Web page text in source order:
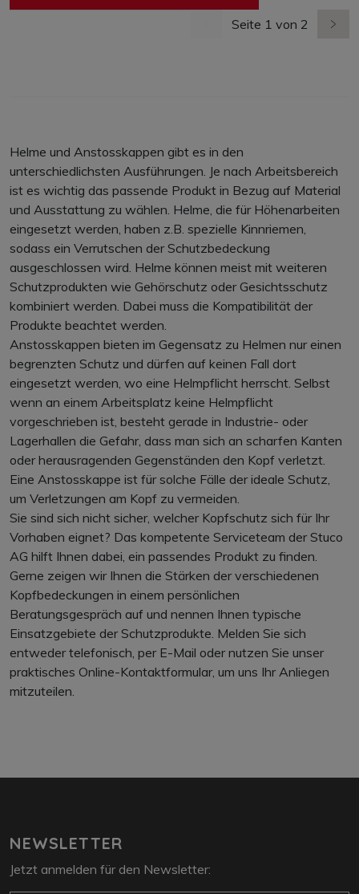
Seite 1 von 2
Helme und Anstosskappen gibt es in den
unterschiedlichsten Ausführungen. Je nach Arbeitsbereich
ist es wichtig das passende Produkt in Bezug auf Material
und Ausstattung zu wählen. Helme, die für Höhenarbeiten
eingesetzt werden, haben z.B. spezielle Kinnriemen,
sodass ein Verrutschen der Schutzbedeckung
ausgeschlossen wird. Helme können meist mit weiteren
Schutzprodukten wie Gehörschutz oder Gesichtsschutz
kombiniert werden. Dabei muss die Kompatibilität der
Produkte beachtet werden.
Anstosskappen bieten im Gegensatz zu Helmen nur einen
begrenzten Schutz und dürfen auf keinen Fall dort
eingesetzt werden, wo eine Helmpflicht herrscht. Selbst
wenn an einem Arbeitsplatz keine Helmpflicht
vorgeschrieben ist, besteht gerade in Industrie- oder
Lagerhallen die Gefahr, dass man sich an scharfen Kanten
oder herausragenden Gegenständen den Kopf verletzt.
Eine Anstosskappe ist für solche Fälle der ideale Schutz,
um Verletzungen am Kopf zu vermeiden.
Sie sind sich nicht sicher, welcher Kopfschutz sich für Ihr
Vorhaben eignet? Das kompetente Serviceteam der Stuco
AG hilft Ihnen dabei, ein passendes Produkt zu finden.
Gerne zeigen wir Ihnen die Stärken der verschiedenen
Kopfbedeckungen in einem persönlichen
Beratungsgespräch auf und nennen Ihnen typische
Einsatzgebiete der Schutzprodukte. Melden Sie sich
entweder telefonisch, per E-Mail oder nutzen Sie unser
praktisches Online-Kontaktformular, um uns Ihr Anliegen
mitzuteilen.
NEWSLETTER
Jetzt anmelden für den Newsletter: